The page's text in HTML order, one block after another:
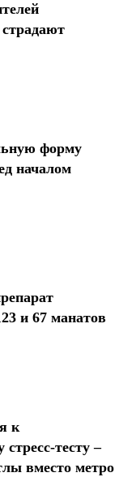
форму
началом
и 67 манатов
к
тесту –
вместо метро